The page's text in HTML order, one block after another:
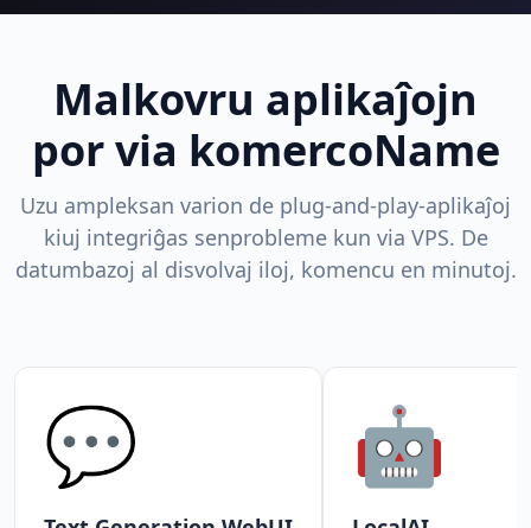
Malkovru aplikaĵojn
por via komercoName
Uzu ampleksan varion de plug-and-play-aplikaĵoj
kiuj integriĝas senprobleme kun via VPS. De
datumbazoj al disvolvaj iloj, komencu en minutoj.
💬 🤖